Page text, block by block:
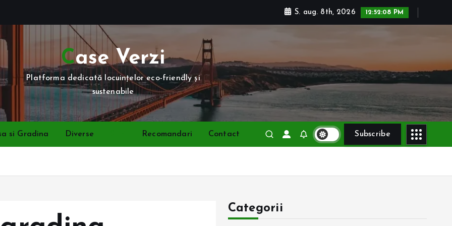
S. aug. 8th, 2026 12:52:10 PM
Case Verzi
Platforma dedicată locuințelor eco-friendly și
sustenabile
si Gradina Diverse Recomandari Contact Subscribe
Categorii